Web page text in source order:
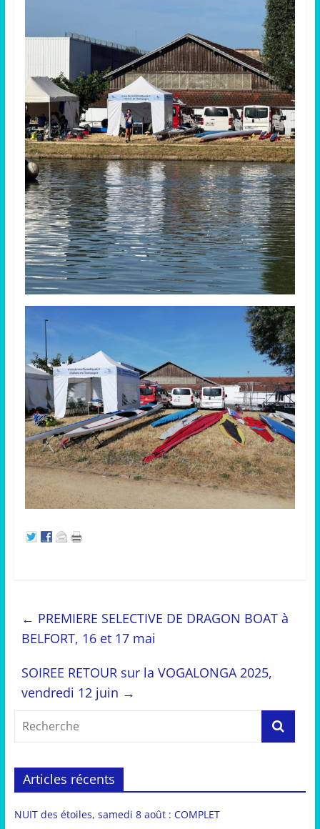
← PREMIERE SELECTIVE DE DRAGON BOAT à
BELFORT, 16 et 17 mai
SOIREE RETOUR sur la VOGALONGA 2025,
vendredi 12 juin →
Articles récents
NUIT des étoiles, samedi 8 août : COMPLET